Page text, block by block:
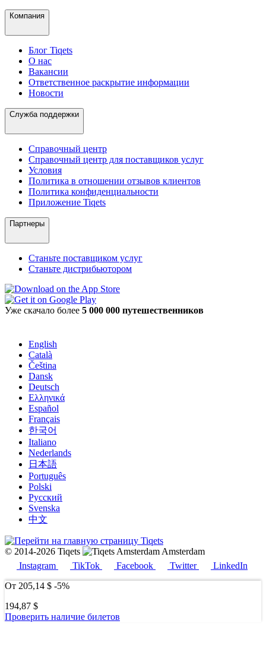
Компания
Блог Tiqets
О нас
Вакансии
Ответственное раскрытие информации
Новости
Служба поддержки
Справочный центр
Справочный центр для поставщиков услуг
Условия
Политика в отношении отзывов клиентов
Политика конфиденциальности
Приложение Tiqets
Партнеры
Станьте поставщиком услуг
Станьте дистрибьютором
Уже скачало более 5 000 000 путешественников
English
Català
Čeština
Dansk
Deutsch
Ελληνικά
Español
Français
한국어
Italiano
Nederlands
日本語
Português
Polski
Русский
Svenska
中文
© 2014-2026 Tiqets
Amsterdam
Instagram
TikTok Facebook Twitter
LinkedIn
От 205,14 $ -5%
194,87 $
Проверить наличие билетов